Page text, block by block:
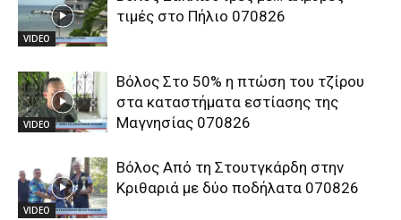
VIDEO
τιμές στο Πήλιο 070826
VIDEO
Βόλος Στο 50% η πτώση του τζίρου
στα καταστήματα εστίασης της
Μαγνησίας 070826
VIDEO
Βόλος Από τη Στουτγκάρδη στην
Κριθαριά με δύο ποδήλατα 070826